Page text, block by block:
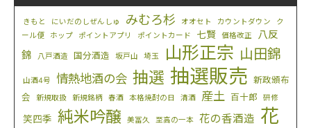
きもと にいだのしぜんしゅ みむろ杉 オオセト カウントダウン
ク
ール便
ホップ ポイントアプリ ポイントカード 七賢 価格改正
八反
錦
八戸酒造 国分酒造 坂戸山 埼玉 山形正宗 山田錦
山酒4号 情熱地酒の会 抽選 抽選販売 新政頒布
会
新規取扱 新規銘柄 春酒 本格焼酎の日 清酒 産土 百十郎 研修
笑四季 純米吟醸 美冨久 至高の一本 花の香酒造 花